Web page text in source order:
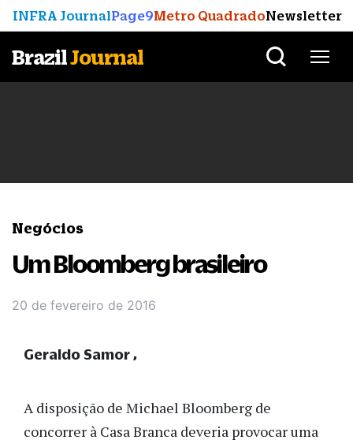
INFRA JournalPage9Metro QuadradoNewsletter
BrazilJournal
Negócios
Um Bloomberg brasileiro
20 de fevereiro de 2016
A disposição de Michael Bloomberg de
concorrer à Casa Branca deveria provocar uma
Geraldo Samor